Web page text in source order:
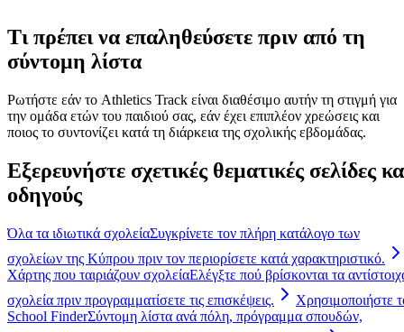
Τι πρέπει να επαληθεύσετε πριν από τη
σύντομη λίστα
Ρωτήστε εάν το Athletics Track είναι διαθέσιμο αυτήν τη στιγμή για
την ομάδα ετών του παιδιού σας, εάν έχει επιπλέον χρεώσεις και
ποιος το συντονίζει κατά τη διάρκεια της σχολικής εβδομάδας.
Εξερευνήστε σχετικές θεματικές σελίδες
οδηγούς
Όλα τα ιδιωτικά σχολείαΣυγκρίνετε τον πλήρη κατάλογο των
σχολείων της Κύπρου πριν τον περιορίσετε κατά χαρακτηριστικό.
Χάρτης που ταιριάζουν σχολείαΕλέγξτε πού βρίσκονται τα
σχολεία πριν προγραμματίσετε τις επισκέψεις.
Χρησιμοποιήστε
School FinderΣύντομη λίστα ανά πόλη, πρόγραμμα σπουδών,